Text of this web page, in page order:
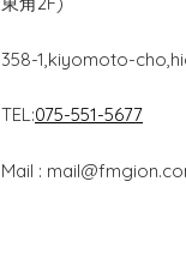
358-1,kiyomoto-
TEL:075-551-5677
Mail :